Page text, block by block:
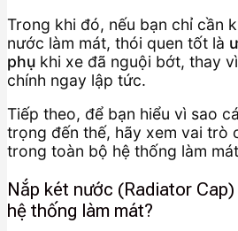
Trong khi đó, nếu bạn chỉ cần
nước làm mát, thói quen tốt là
phụ khi xe đã nguội bớt, thay
chính ngay lập tức.
Tiếp theo, để bạn hiểu vì sao
trọng đến thế, hãy xem vai trò
trong toàn bộ hệ thống làm
Nắp két nước (Radiator
hệ thống làm mát?